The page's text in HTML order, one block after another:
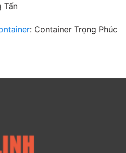
đường
Tấn
: Container Trọng Phúc